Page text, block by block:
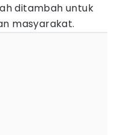
ditambah untuk
masyarakat.